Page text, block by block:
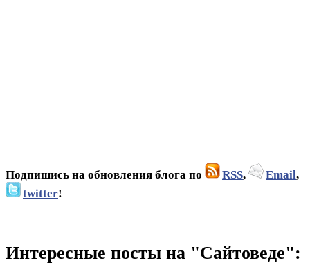
Подпишись на обновления блога по RSS, Email,
twitter!
Интересные посты на "Сайтоведе":